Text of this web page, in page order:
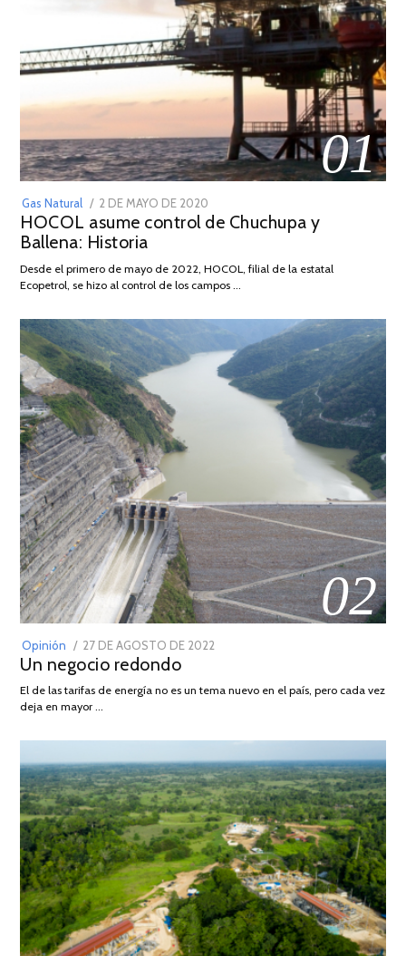
01
Gas Natural
POSTED
ON
2 DE MAYO DE 2020
DE
2026
HOCOL asume control de Chuchupa y
Ballena: Historia
Desde el primero de mayo de 2022, HOCOL, filial de la estatal
Ecopetrol, se hizo al control de los campos …
02
Opinión
POSTED
ON
27 DE AGOSTO DE 2022
Un negocio redondo
El de las tarifas de energía no es un tema nuevo en el país, pero cada vez
deja en mayor …